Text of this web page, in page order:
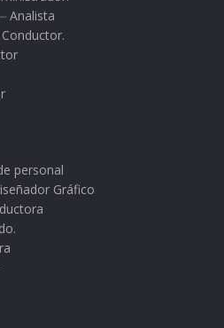
Analista
personal
Gráfico